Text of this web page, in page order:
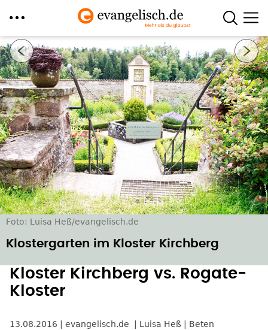
Direkt
zum
Inhalt
Nächstes Bild
Foto: Luisa Heß/evangelisch.de
Klostergarten im Kloster Kirchberg
Kloster Kirchberg vs. Rogate-
Kloster
13.08.2016 evangelisch.de Luisa Heß Beten